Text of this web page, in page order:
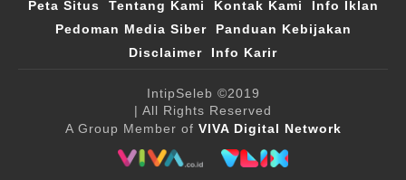
Peta Situs Tentang Kami Kontak Kami
Info Iklan
Pedoman Media Siber
Panduan Kebijakan
Disclaimer
Info Karir
IntipSeleb ©2019
| All Rights Reserved
A Group Member of VIVA Digital Network